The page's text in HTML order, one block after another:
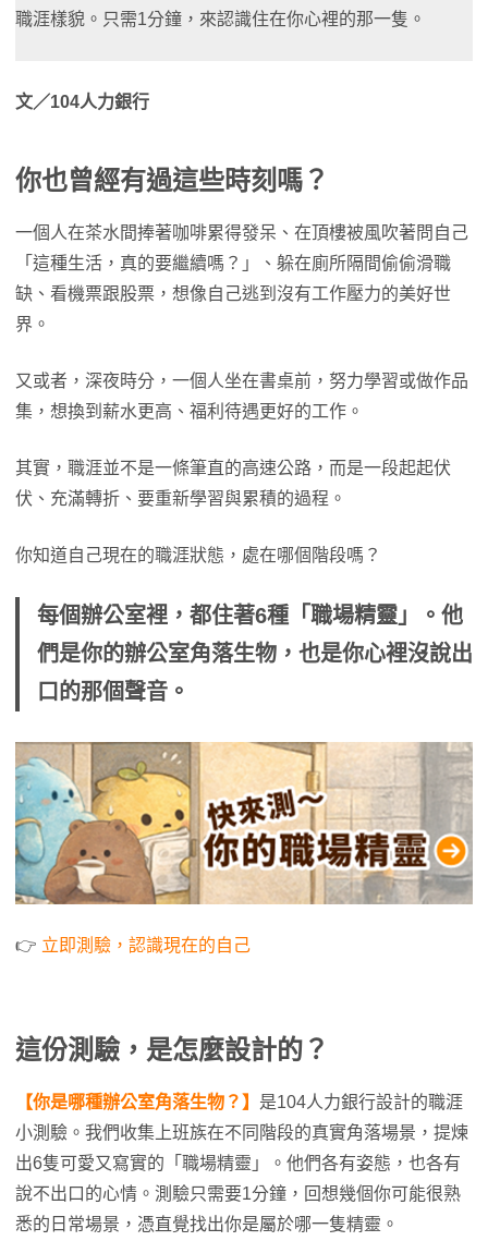
職涯樣貌。只需1分鐘，來認識住在你心裡的那一隻。
文／104人力銀行
你也曾經有過這些時刻嗎？
一個人在茶水間捧著咖啡累得發呆、在頂樓被風吹著問自己
「這種生活，真的要繼續嗎？」、躲在廁所隔間偷偷滑職
缺、看機票跟股票，想像自己逃到沒有工作壓力的美好世
界。
又或者，深夜時分，一個人坐在書桌前，努力學習或做作品
集，想換到薪水更高、福利待遇更好的工作。
其實，職涯並不是一條筆直的高速公路，而是一段起起伏
伏、充滿轉折、要重新學習與累積的過程。
你知道自己現在的職涯狀態，處在哪個階段嗎？
每個辦公室裡，都住著6種「職場精靈」。他
們是你的辦公室角落生物，也是你心裡沒說出
口的那個聲音。
👉 立即測驗，認識現在的自己
這份測驗，是怎麼設計的？
【你是哪種辦公室角落生物？】 是104人力銀行設計的職涯
小測驗。我們收集上班族在不同階段的真實角落場景，提煉
出6隻可愛又寫實的「職場精靈」。他們各有姿態，也各有
說不出口的心情。測驗只需要1分鐘，回想幾個你可能很熟
悉的日常場景，憑直覺找出你是屬於哪一隻精靈。